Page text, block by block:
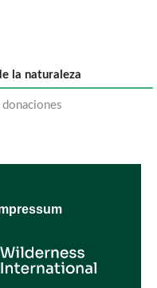
la naturaleza